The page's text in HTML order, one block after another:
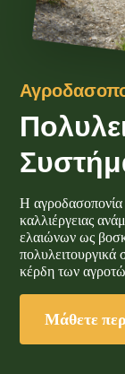
Η αγροδασοπονία
καλλιέργειας
ελαιώνων ως
κέρδη των
Μάθετε